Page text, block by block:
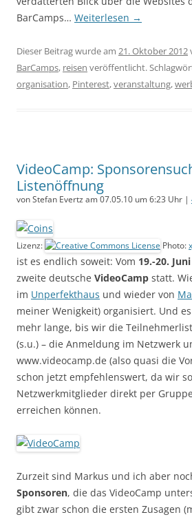
BarCamps… Weiterlesen →
Dieser Beitrag wurde am 21. Oktober 2012
BarCamps, reisen veröffentlicht.
organisation, Pinterest,veranstaltung,
VideoCamp:
Listenöffnung
von Stefan Evertz am 07.05.10 um 6:23 Uhr |
Lizenz: Photo:
ist es endlich soweit: Vom 19.-20.
zweite deutsche VideoCamp statt.
im Unperfekthaus und wieder von
meiner Wenigkeit) organisiert. Und
mehr lange, bis wir die
(s.u.) – die Anmeldung im Netzwerk
www.videocamp.de (also quasi die
schon jetzt empfehlenswert, da wir
Netzwerkmitglieder direkt per
erreichen können.
Zurzeit sind Markus und ich aber
Sponsoren, die das VideoCamp
gibt zwar schon die ersten Zusagen